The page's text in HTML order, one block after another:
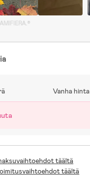
Vanha hinta
täältä
täältä